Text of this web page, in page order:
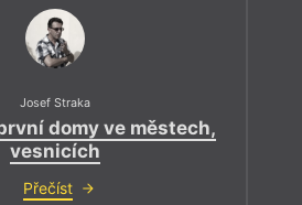
Josef Straka
domy ve městech,
vesnicích
Přečíst